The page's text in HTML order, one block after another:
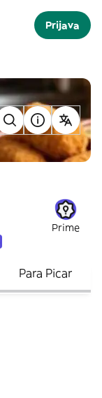
Prijava
Prime
Para Picar